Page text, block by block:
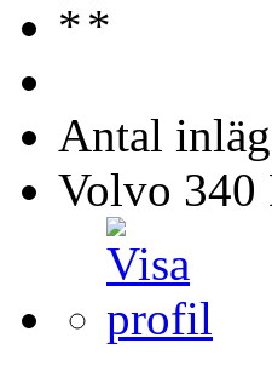
Antal
Volvo 340